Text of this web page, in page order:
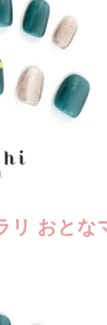
リ おとな